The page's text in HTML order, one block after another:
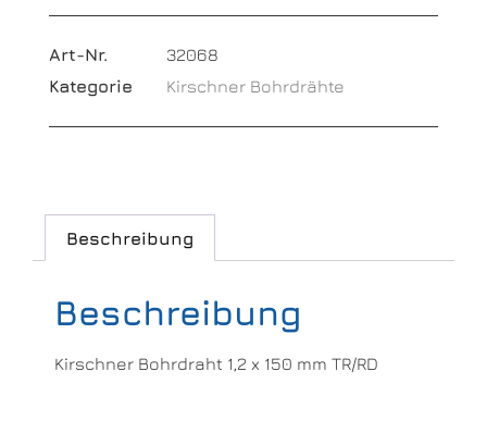
Art-Nr.
32068
Kategorie
Kirschner Bohrdrähte
Beschreibung
Beschreibung
Kirschner Bohrdraht 1,2 x 150 mm TR/RD